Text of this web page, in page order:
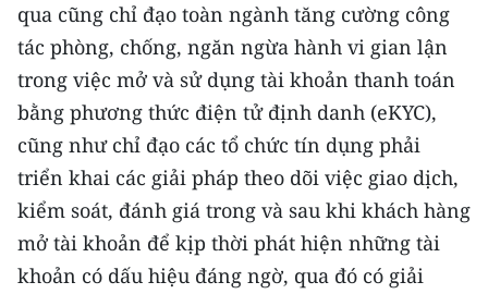
qua cũng chỉ đạo toàn ngành tăng cường công
tác phòng, chống, ngăn ngừa hành vi gian lận
trong việc mở và sử dụng tài khoản thanh toán
bằng phương thức điện tử định danh (eKYC),
cũng như chỉ đạo các tổ chức tín dụng phải
triển khai các giải pháp theo dõi việc giao dịch,
kiểm soát, đánh giá trong và sau khi khách hàng
mở tài khoản để kịp thời phát hiện những tài
khoản có dấu hiệu đáng ngờ, qua đó có giải